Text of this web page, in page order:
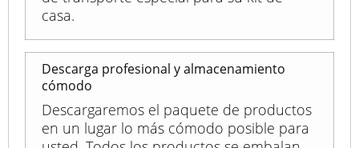
casa.
Descarga profesional y almacenamiento
cómodo
Descargaremos el paquete de productos
en un lugar lo más cómodo posible para